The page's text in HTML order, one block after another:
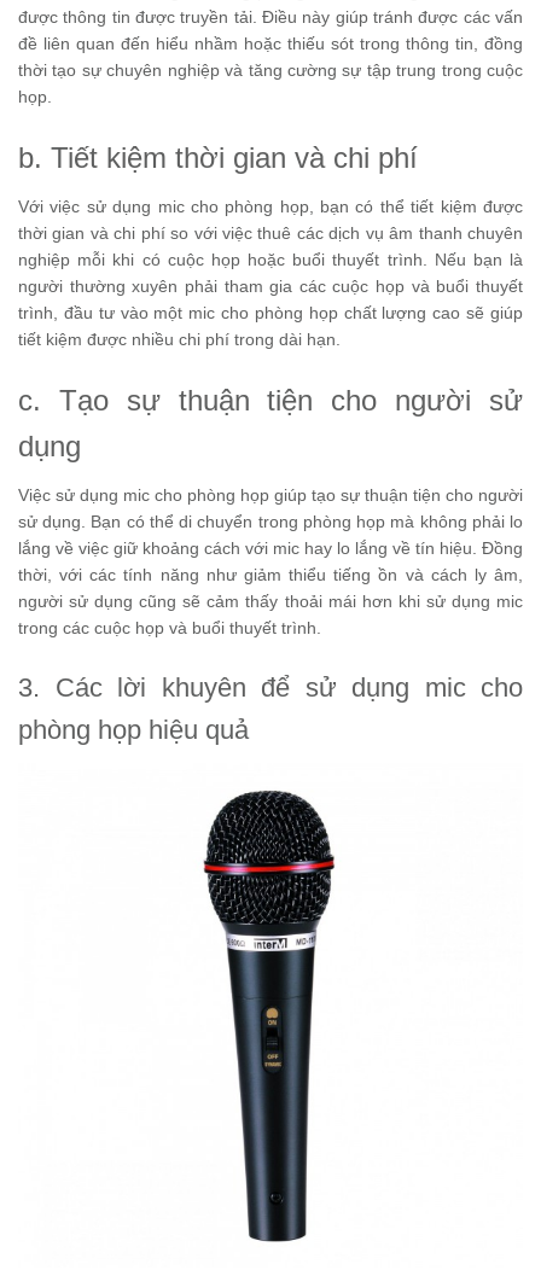
được thông tin được truyền tải. Điều này giúp tránh được các vấn
đề liên quan đến hiểu nhầm hoặc thiếu sót trong thông tin, đồng
thời tạo sự chuyên nghiệp và tăng cường sự tập trung trong cuộc
họp.
b. Tiết kiệm thời gian và chi phí
Với việc sử dụng mic cho phòng họp, bạn có thể tiết kiệm được
thời gian và chi phí so với việc thuê các dịch vụ âm thanh chuyên
nghiệp mỗi khi có cuộc họp hoặc buổi thuyết trình. Nếu bạn là
người thường xuyên phải tham gia các cuộc họp và buổi thuyết
trình, đầu tư vào một mic cho phòng họp chất lượng cao sẽ giúp
tiết kiệm được nhiều chi phí trong dài hạn.
c. Tạo sự thuận tiện cho người sử
dụng
Việc sử dụng mic cho phòng họp giúp tạo sự thuận tiện cho người
sử dụng. Bạn có thể di chuyển trong phòng họp mà không phải lo
lắng về việc giữ khoảng cách với mic hay lo lắng về tín hiệu. Đồng
thời, với các tính năng như giảm thiểu tiếng ồn và cách ly âm,
người sử dụng cũng sẽ cảm thấy thoải mái hơn khi sử dụng mic
trong các cuộc họp và buổi thuyết trình.
3. Các lời khuyên để sử dụng mic cho
phòng họp hiệu quả